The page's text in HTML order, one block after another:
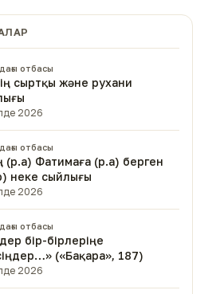
отбасы
сыртқы және рухани
2026
отбасы
(р.а) Фатимаға (р.а) берген
неке сыйлығы
2026
отбасы
бір-бірлеріңе
(«Бақара», 187)
2026